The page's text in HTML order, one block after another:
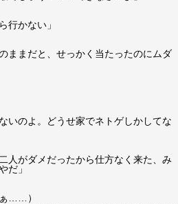
かない」
ままだと、せっかく当たったのにムダ
いのよ。どうせ家でネトゲしかしてな
がダメだったから仕方なく来た、み
だ」
……）